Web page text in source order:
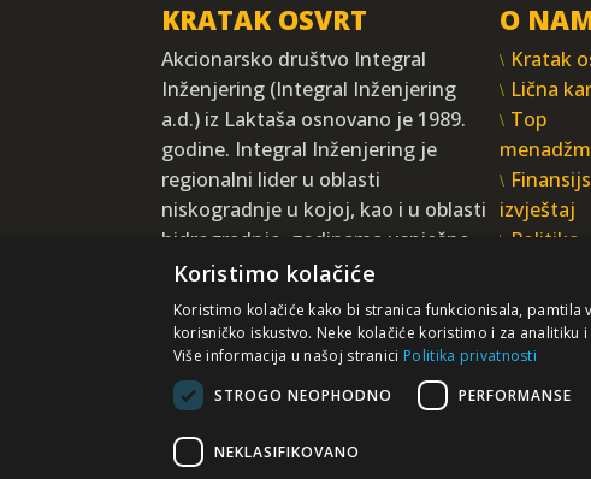
KRATAK OSVRT
Akcionarsko društvo Integral
Inženjering (Integral Inženjering
a.d.) iz Laktaša osnovano je 1989.
godine. Integral Inženjering je
regionalni lider u oblasti
niskogradnje u kojoj, kao i u oblasti
hidrogradnje, godinama uspješno
posluje gradeći impozantne
strukture i objekte od vitalnog
društvenog i ekonomskog značaja.
VIŠE
O
Kratak
Lična
Top
izvještaj
Politika
Sadržaj
Prihvatate da dobrovoljno
Koristimo kolačiće
Koristimo kolačiće kako bi stranica funkcionisala, pamtila
korisničko iskustvo. Neke kolačiće koristimo i za analitiku
Više informacija u našoj stranici Politika privatnosti
STROGO NEOPHODNO
PERFORMANSE
NEKLASIFIKOVANO